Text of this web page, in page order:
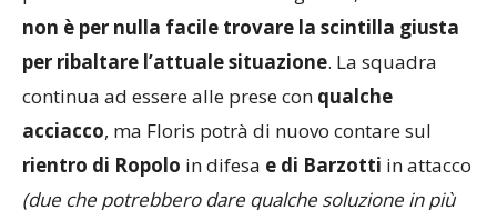
non è per nulla facile trovare la scintilla giusta
per ribaltare l’attuale situazione. La squadra
continua ad essere alle prese conqualche
acciacco , ma Floris potrà di nuovo contare sul
rientro di Ropoloin difesae di Barzottiin attacco
(due che potrebbero dare qualche soluzione in più